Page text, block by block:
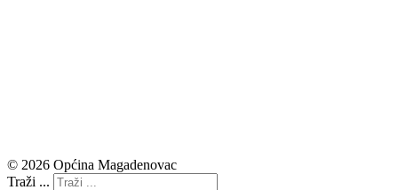
© 2026 Općina Magadenovac
Traži ...